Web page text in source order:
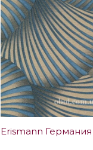
Erismann Германия